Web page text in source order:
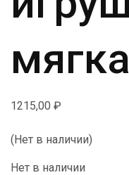
1215,00 ₽
(Нет в наличии)
Нет в наличии